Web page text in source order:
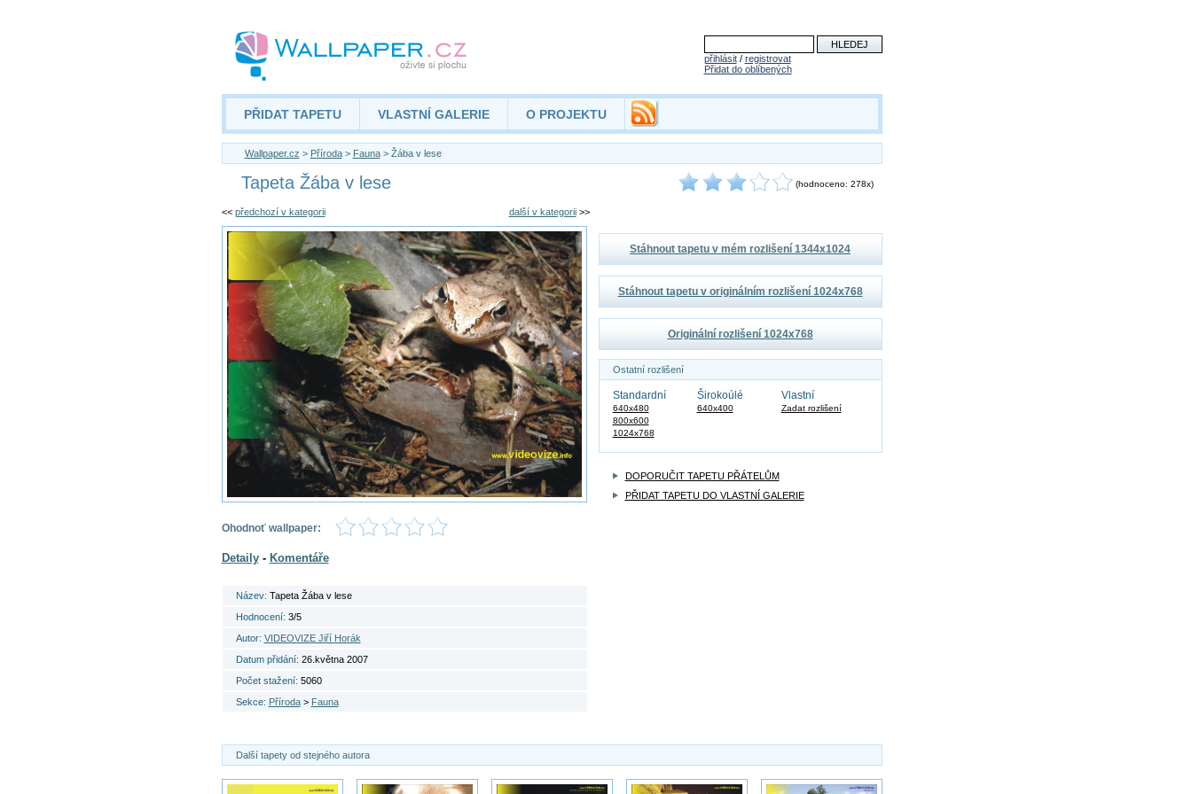
přihlásit/ registrovat
Přidat do oblíbených
PŘIDAT TAPETU VLASTNÍ GALERIE O PROJEKTU
Wallpaper.cz > Příroda> Fauna> Žába v lese
Tapeta Žába v lese (hodnoceno: 278x)
<< předchozí v kategorii další v kategorii>>
Ohodnoť wallpaper:
Detaily- Komentáře
Název: Tapeta Žába v lese
Hodnocení: 3/5
Autor: VIDEOVIZE Jiří Horák
Datum přidání: 26.května 2007
Počet stažení: 5060
Sekce: Příroda> Fauna
Stáhnout tapetu v mém rozlišení 1344x1024
Stáhnout tapetu v originálním rozlišení 1024x768
Originální rozlišení 1024x768
Ostatní rozlišení
Standardní
640x480
800x600
1024x768
Širokoúlé
640x400
Vlastní
Zadat rozlišení
DOPORUČIT TAPETU PŘÁTELŮM
PŘIDAT TAPETU DO VLASTNÍ GALERIE
Další tapety od stejného autora